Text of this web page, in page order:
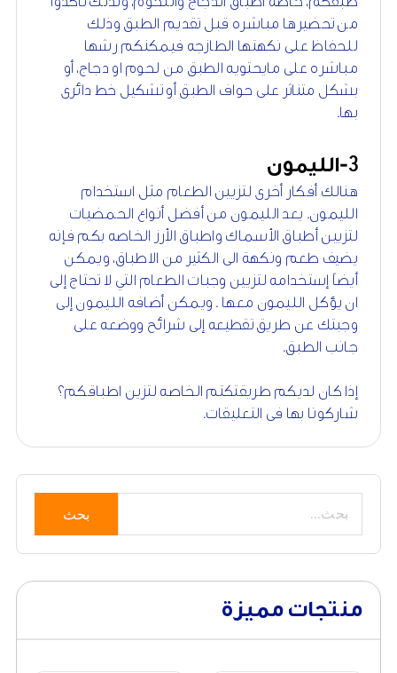
من تحضيرها مباشره قبل تقديم الطبق وذلك
للحفاظ على نكهتها الطازجه فيمكنكم رشها
مباشره على مايحتويه الطبق من لحوم او دجاج، أو
بشكل متناثر على حواف الطبق أو تشكيل خط دائرى
بها.
3-الليمون
هنالك أفكار أخرى لتزيين الطعام مثل استخدام
الليمون. يعد الليمون من أفضل أنواع الحمضيات
لتزيين أطباق الأسماك واطباق الأرز الخاصه بكم فإنه
يضيف طعم ونكهة الى الكثير من الاطباق، ويمكن
أيضاً إستخدامه لتزيين وجبات الطعام التي لا تحتاج إلى
ان يؤكل الليمون معها . ويمكن أضافه الليمون إلى
وجبتك عن طريق تقطيعه إلى شرائح ووضعه على
جانب الطبق.
إذا كان لديكم طريقتكتم الخاصه لتزين اطباقكم؟
شاركونا بها فى التعليقات.
بحث
منتجات مميزة